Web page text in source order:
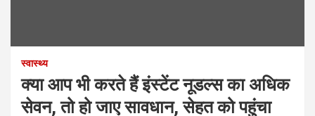
स्वास्थ्य
क्या आप भी करते हैं इंस्टेंट नूडल्स का अधिक
सेवन, तो हो जाए सावधान, सेहत को पहुंचा